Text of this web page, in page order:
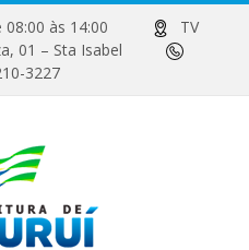
08:00 às 14:00
TV
01 – Sta Isabel
3227